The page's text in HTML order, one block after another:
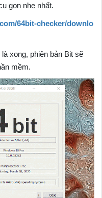
gọn nhẹ nhất.
64bit-checker/downlo
xong, phiên bản Bit sẽ
mềm.